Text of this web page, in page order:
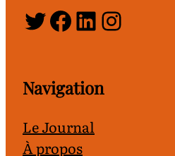
Twitter
Facebook
LinkedIn
Navigation
Le Journal
À propos